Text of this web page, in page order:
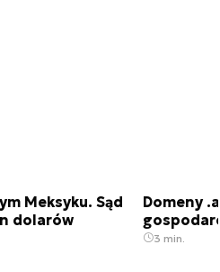
Meksyku. Sąd
dolarów
Domeny
3 min.